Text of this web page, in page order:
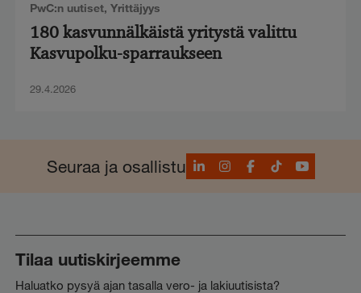
PwC:n uutiset, Yrittäjyys
180 kasvunnälkäistä yritystä valittu
Kasvupolku-sparraukseen
29.4.2026
Seuraa ja osallistuLinkedInInstagram
Facebook
TikTokYouTube
Tilaa uutiskirjeemme
Haluatko pysyä ajan tasalla vero- ja lakiuutisista?